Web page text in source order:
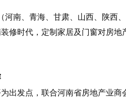
河南、青海、甘肃、山西、陕西
修时代，定制家居及门窗对房
出发点，联合河南省房地产业